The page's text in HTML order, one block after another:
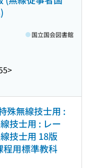
国立国会図書館
殊無線技士用 :
技士用 : レー
技士用 18版
程用標準教科